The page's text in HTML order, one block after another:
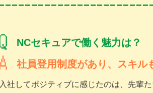
NCセキュアで働く魅力は？
社員登用制度があり、スキル
入社してポジティブに感じたのは、先輩